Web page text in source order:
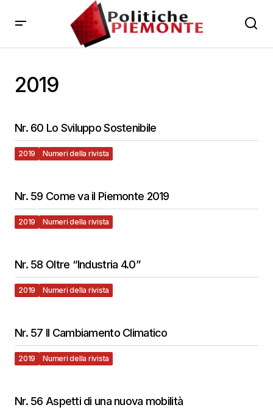
2019
Nr. 60 Lo Sviluppo Sostenibile
2019 Numeri della rivista
Nr. 59 Come va il Piemonte 2019
2019 Numeri della rivista
Nr. 58 Oltre “Industria 4.0”
2019 Numeri della rivista
Nr. 57 Il Cambiamento Climatico
2019 Numeri della rivista
Nr. 56 Aspetti di una nuova mobilità